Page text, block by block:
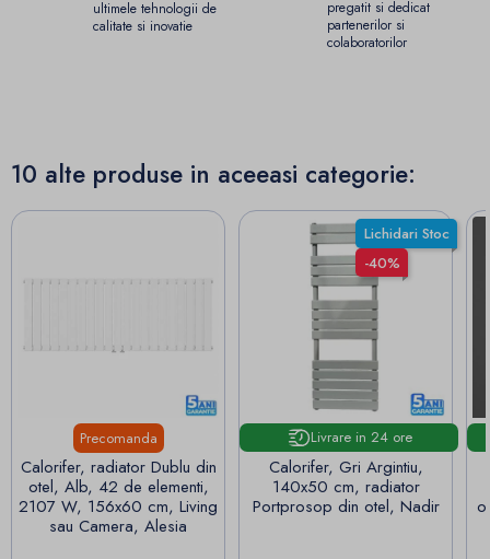
ultimele tehnologii de
calitate si inovatie
pregatit si dedicat
partenerilor si
colaboratorilor
10 alte produse in aceeasi categorie:
Precomanda
Calorifer, radiator Dublu din
otel, Alb, 42 de elementi,
2107 W, 156x60 cm, Living
sau Camera, Alesia
Lichidari Stoc
-40%
Livrare in 24 ore
Calorifer, Gri Argintiu,
140x50 cm, radiator
Portprosop din otel, Nadir